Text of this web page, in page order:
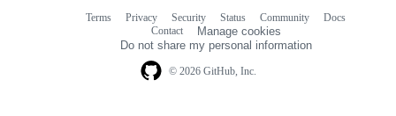
© 2026 GitHub, Inc.
Terms Privacy Security Status Community
Docs
Contact
Manage cookies
Do not share my personal information